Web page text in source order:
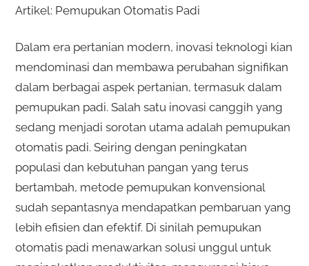
Artikel: Pemupukan Otomatis Padi
Dalam era pertanian modern, inovasi teknologi kian
mendominasi dan membawa perubahan signifikan
dalam berbagai aspek pertanian, termasuk dalam
pemupukan padi. Salah satu inovasi canggih yang
sedang menjadi sorotan utama adalah pemupukan
otomatis padi. Seiring dengan peningkatan
populasi dan kebutuhan pangan yang terus
bertambah, metode pemupukan konvensional
sudah sepantasnya mendapatkan pembaruan yang
lebih efisien dan efektif. Di sinilah pemupukan
otomatis padi menawarkan solusi unggul untuk